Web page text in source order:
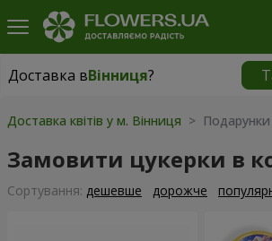
Доставка вВінниця?
Доставка вВінниця|
Доставка квітів у м. Вінниця >
Замовити цукерки в
Сортування: дешевше дорожче